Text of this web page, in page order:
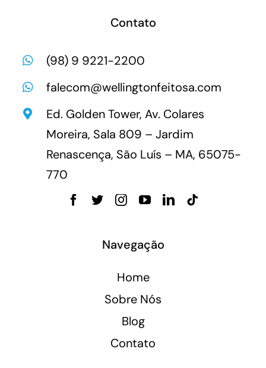
Contato
(98) 9 9221-2200
falecom@wellingtonfeitosa.com
Ed. Golden Tower, Av. Colares
Moreira, Sala 809 – Jardim
Renascença, São Luís – MA, 65075-
770
Navegação
Home
Sobre Nós
Blog
Contato